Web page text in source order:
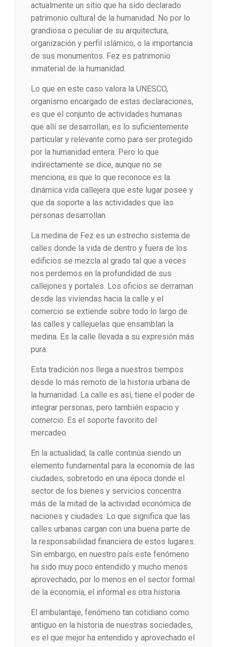
actualmente un sitio que ha sido declarado
patrimonio cultural de la humanidad. No por lo
grandiosa o peculiar de su arquitectura,
organización y perfil islámico, o la importancia
de sus monumentos. Fez es patrimonio
inmaterial de la humanidad.
Lo que en este caso valora la UNESCO,
organismo encargado de estas declaraciones,
es que el conjunto de actividades humanas
que allí se desarrollan, es lo suficientemente
particular y relevante como para ser protegido
por la humanidad entera. Pero lo que
indirectamente se dice, aunque no se
menciona, es que lo que reconoce es la
dinámica vida callejera que este lugar posee y
que da soporte a las actividades que las
personas desarrollan.
La medina de Fez es un estrecho sistema de
calles donde la vida de dentro y fuera de los
edificios se mezcla al grado tal que a veces
nos perdemos en la profundidad de sus
callejones y portales. Los oficios se derraman
desde las viviendas hacia la calle y el
comercio se extiende sobre todo lo largo de
las calles y callejuelas que ensamblan la
medina. Es la calle llevada a su expresión más
pura.
Esta tradición nos llega a nuestros tiempos
desde lo más remoto de la historia urbana de
la humanidad. La calle es así, tiene el poder de
integrar personas, pero también espacio y
comercio. Es el soporte favorito del
mercadeo.
En la actualidad, la calle continúa siendo un
elemento fundamental para la economía de las
ciudades, sobretodo en una época donde el
sector de los bienes y servicios concentra
más de la mitad de la actividad económica de
naciones y ciudades. Lo que significa que las
calles urbanas cargan con una buena parte de
la responsabilidad financiera de estos lugares.
Sin embargo, en nuestro país este fenómeno
ha sido muy poco entendido y mucho menos
aprovechado, por lo menos en el sector formal
de la economía, el informal es otra historia.
El ambulantaje, fenómeno tan cotidiano como
antiguo en la historia de nuestras sociedades,
es el que mejor ha entendido y aprovechado el